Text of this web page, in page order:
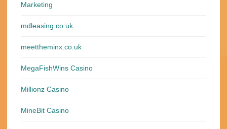
Marketing
mdleasing.co.uk
meettheminx.co.uk
MegaFishWins Casino
Millionz Casino
MineBit Casino